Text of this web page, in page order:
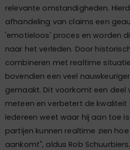
relevante omstandigheden.
afhandeling van claims een
'emotieloos' proces en worden
naar het verleden. Door
combineren met realtime
bovendien een veel
gemaakt. Dit voorkomt een
meteen en verbetert de kwaliteit
Iedereen weet waar hij aan toe
partijen kunnen realtime zien
aankomt", aldus Rob Schuurbiers.